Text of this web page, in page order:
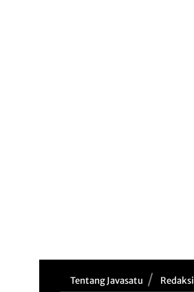
Tentang Javasatu Redaksi